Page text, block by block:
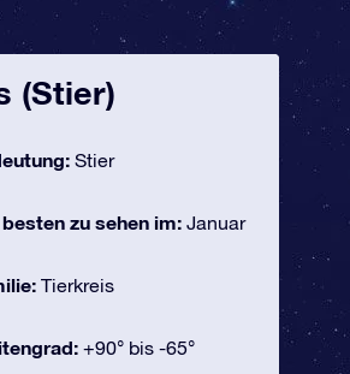
(Stier)
Stier
zu sehen im: Januar
Tierkreis
+90° bis -65°